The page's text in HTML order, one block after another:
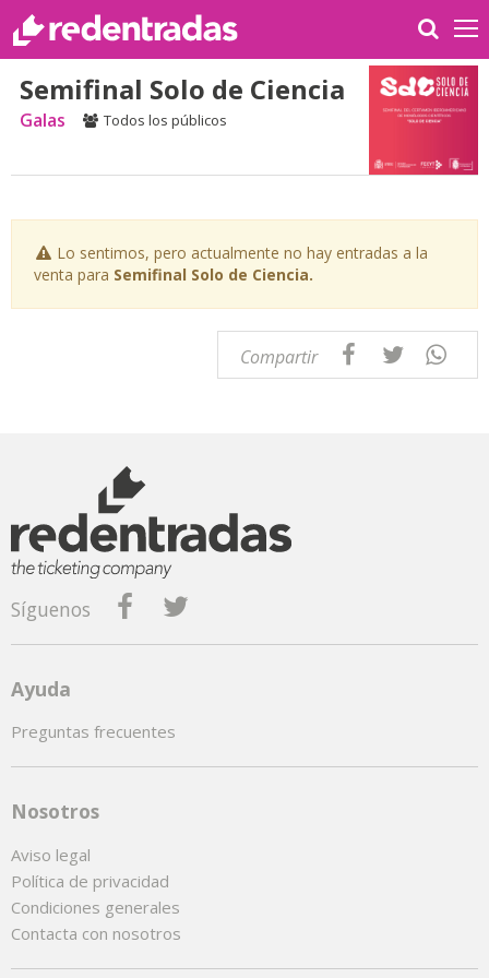
Semifinal Solo de Ciencia
Galas Todos los públicos
Lo sentimos, pero actualmente no hay entradas a la
venta para Semifinal Solo de Ciencia.
Compartir
Síguenos
Ayuda
Preguntas frecuentes
Nosotros
Aviso legal
Política de privacidad
Condiciones generales
Contacta con nosotros